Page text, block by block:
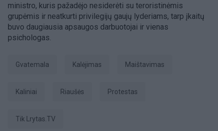
ministro, kuris pažadėjo nesiderėti su teroristinėmis
grupėmis ir neatkurti privilegijų gaujų lyderiams, tarp įkaitų
buvo daugiausia apsaugos darbuotojai ir vienas
psichologas.
Gvatemala kalėjimas maištavimas
Kaliniai riaušės Protestas
tik Lrytas.TV